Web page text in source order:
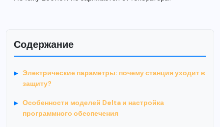
Содержание
Электрические параметры: почему станция уходит в
защиту?
Особенности моделей Delta и настройка
программного обеспечения